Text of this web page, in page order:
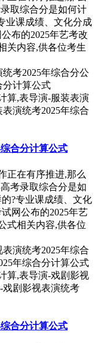
取综合分是如何计
业课成绩、文化分成
布的2025年艺考改
关内容,供各位考生
算,表导演-服装表演
演统考2025年综合
合分计算公式
正在有序推进,那么
考录取综合分是如
?专业课成绩、文化
网公布的2025年艺
式相关内容,供各位
算,表导演-戏剧影视
戏剧影视表演统考
合分计算公式